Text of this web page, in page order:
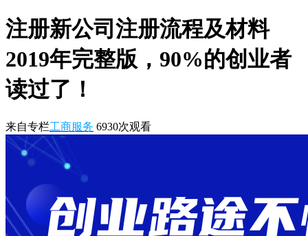
注册新公司注册流程及材料
2019年完整版，90%的创业者
读过了！
来自专栏工商服务 6930次观看